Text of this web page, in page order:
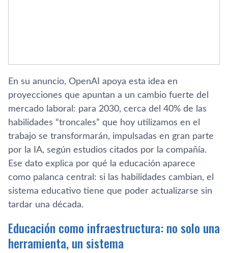
En su anuncio, OpenAI apoya esta idea en
proyecciones que apuntan a un cambio fuerte del
mercado laboral: para 2030, cerca del 40% de las
habilidades “troncales” que hoy utilizamos en el
trabajo se transformarán, impulsadas en gran parte
por la IA, según estudios citados por la compañía.
Ese dato explica por qué la educación aparece
como palanca central: si las habilidades cambian, el
sistema educativo tiene que poder actualizarse sin
tardar una década.
Educación como infraestructura: no solo una
herramienta, un sistema